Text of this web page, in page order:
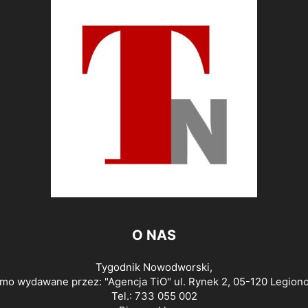
O NAS
Tygodnik Nowodworski,
wydawane przez: "Agencja TiO" ul. Rynek 2, 05-120
Tel.: 733 055 002